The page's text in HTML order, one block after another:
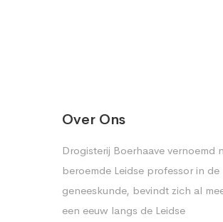
Over Ons
Drogisterij Boerhaave vernoemd
beroemde Leidse professor in de
geneeskunde, bevindt zich al
een eeuw langs de Leidse